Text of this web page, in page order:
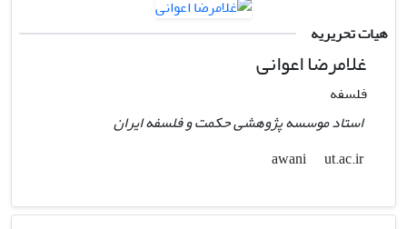
هیات تحریریه
غلامرضا اعوانی
فلسفه
استاد موسسه پژوهشی حکمت و فلسفه ایران
awani
ut.ac.ir